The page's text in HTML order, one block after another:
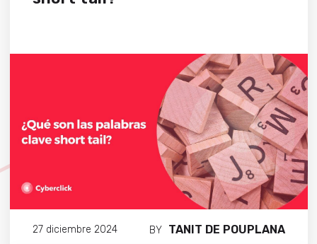
27 diciembre 2024 BY TANIT DE POUPLANA